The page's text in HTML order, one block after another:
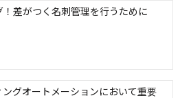
！差がつく名刺管理を行うために
ングオートメーションにおいて重要